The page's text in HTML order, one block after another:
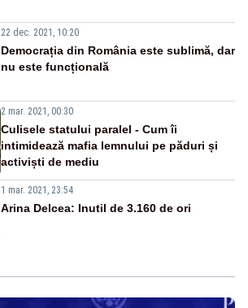
22 dec. 2021, 10:20
Democrația din România este sublimă, dar
nu este funcțională
2 mar. 2021, 00:30
Culisele statului paralel - Cum îi
intimidează mafia lemnului pe păduri și
activiști de mediu
1 mar. 2021, 23:54
Arina Delcea: Inutil de 3.160 de ori